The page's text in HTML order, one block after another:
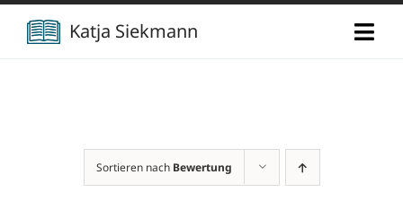
Zum
Inhalt
Katja Siekmann
Über mich
Sortieren nach Bewertung